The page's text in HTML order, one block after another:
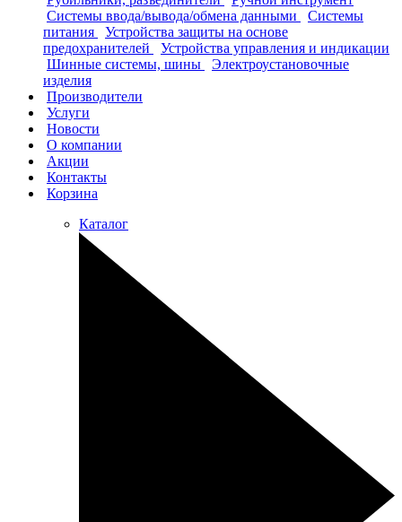
Системы ввода/вывода/обмена данными
Системы
питания
Устройства защиты на основе
предохранителей
Устройства управления и индикации
Шинные системы, шины
Электроустановочные
изделия
Производители
Услуги
Новости
О компании
Акции
Контакты
Корзина
Каталог